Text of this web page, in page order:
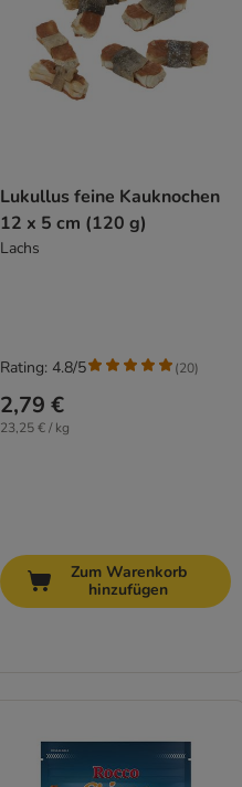
Lukullus feine Kauknochen
12 x 5 cm (120 g)
Lachs
2,79 €
23,25 € / kg
Rating: 4.8/5 (20)
Zum Warenkorb
hinzufügen